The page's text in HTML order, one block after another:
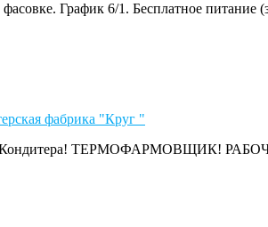
График 6/1. Бесплатное питание
фабрика "Круг "
ТЕРМОФАРМОВЩИК! РАБОЧИЙ